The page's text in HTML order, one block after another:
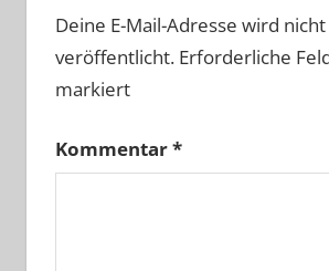
Deine E-Mail-Adresse wird nicht
veröffentlicht. Erforderliche
markiert
Kommentar*